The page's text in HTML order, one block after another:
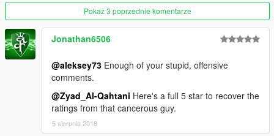
Pokaż 3 poprzednie komentarze
Jonathan6506
@aleksey73 Enough of your stupid, offensive
comments.
@Zyad_Al-Qahtani Here's a full 5 star to recover the
ratings from that cancerous guy.
5 sierpnia 2018